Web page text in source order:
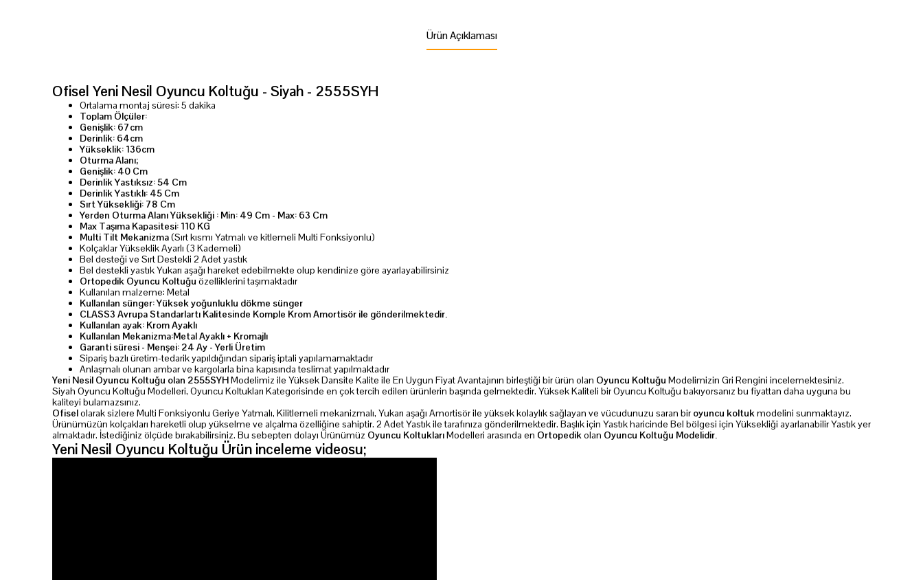
Ürün Açıklaması
Ofisel Yeni Nesil Oyuncu Koltuğu - Siyah - 2555SYH
Ortalama montaj süresi: 5 dakika
Toplam Ölçüler:
Genişlik: 67cm
Derinlik: 64cm
Yükseklik: 136cm
Oturma Alanı;
Genişlik: 40 Cm
Derinlik Yastıksız: 54 Cm
Derinlik Yastıklı: 45 Cm
Sırt Yüksekliği: 78 Cm
Yerden Oturma Alanı Yüksekliği : Min: 49 Cm - Max: 63 Cm
Max Taşıma Kapasitesi: 110 KG
Multi Tilt Mekanizma(Sırt kısmı Yatmalı ve kitlemeli Multi Fonksiyonlu)
Kolçaklar Yükseklik Ayarlı (3 Kademeli)
Bel desteği ve Sırt Destekli 2 Adet yastık
Bel destekli yastık Yukarı aşağı hareket edebilmekte olup kendinize göre ayarlayabilirsiniz
Ortopedik Oyuncu Koltuğu özelliklerini taşımaktadır
Kullanılan malzeme: Metal
Kullanılan sünger: Yüksek yoğunluklu dökme sünger
CLASS3 Avrupa Standarlartı Kalitesinde Komple Krom Amortisör ile gönderilmektedir.
Kullanılan ayak: Krom Ayaklı
Kullanılan Mekanizma:Metal Ayaklı + Kromajlı
Garanti süresi - Menşei: 24 Ay - Yerli Üretim
Sipariş bazlı üretim-tedarik yapıldığından sipariş iptali yapılamamaktadır
Anlaşmalı olunan ambar ve kargolarla bina kapısında teslimat yapılmaktadır
Yeni Nesil Oyuncu Koltuğu olan 2555SYHModelimiz ile Yüksek Dansite Kalite ile En Uygun Fiyat Avantajının birleştiği bir ürün olan Oyuncu Koltuğu Modelimizin Gri Rengini incelemektesiniz.
Siyah Oyuncu Koltuğu Modelleri, Oyuncu Koltukları Kategorisinde en çok tercih edilen ürünlerin başında gelmektedir. Yüksek Kaliteli bir Oyuncu Koltuğu bakıyorsanız bu fiyattan daha uyguna bu
kaliteyi bulamazsınız.
Ofiselolarak sizlere Multi Fonksiyonlu Geriye Yatmalı, Kilitlemeli mekanizmalı, Yukarı aşağı Amortisör ile yüksek kolaylık sağlayan ve vücudunuzu saran bir oyuncu koltukmodelini sunmaktayız.
Ürünümüzün kolçakları hareketli olup yükselme ve alçalma özelliğine sahiptir. 2 Adet Yastık ile tarafınıza gönderilmektedir. Başlık için Yastık haricinde Bel bölgesi için Yüksekliği ayarlanabilir Yastık yer
almaktadır. İstediğiniz ölçüde bırakabilirsiniz. Bu sebepten dolayı Ürünümüz Oyuncu KoltuklarıModelleri arasında en Ortopedikolan Oyuncu Koltuğu Modelidir.
Yeni Nesil Oyuncu Koltuğu Ürün inceleme videosu;